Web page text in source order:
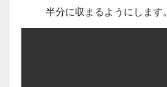
半分に収まるようにします。